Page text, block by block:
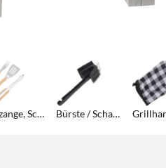
Grillzange, Schaufel und Gabel Bürste / Schaber für die Reinigung des Grills